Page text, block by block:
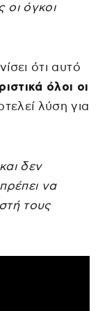
οι όγκοι
ότι αυτό
όλοι οι
λύση για
δεν
να
τους